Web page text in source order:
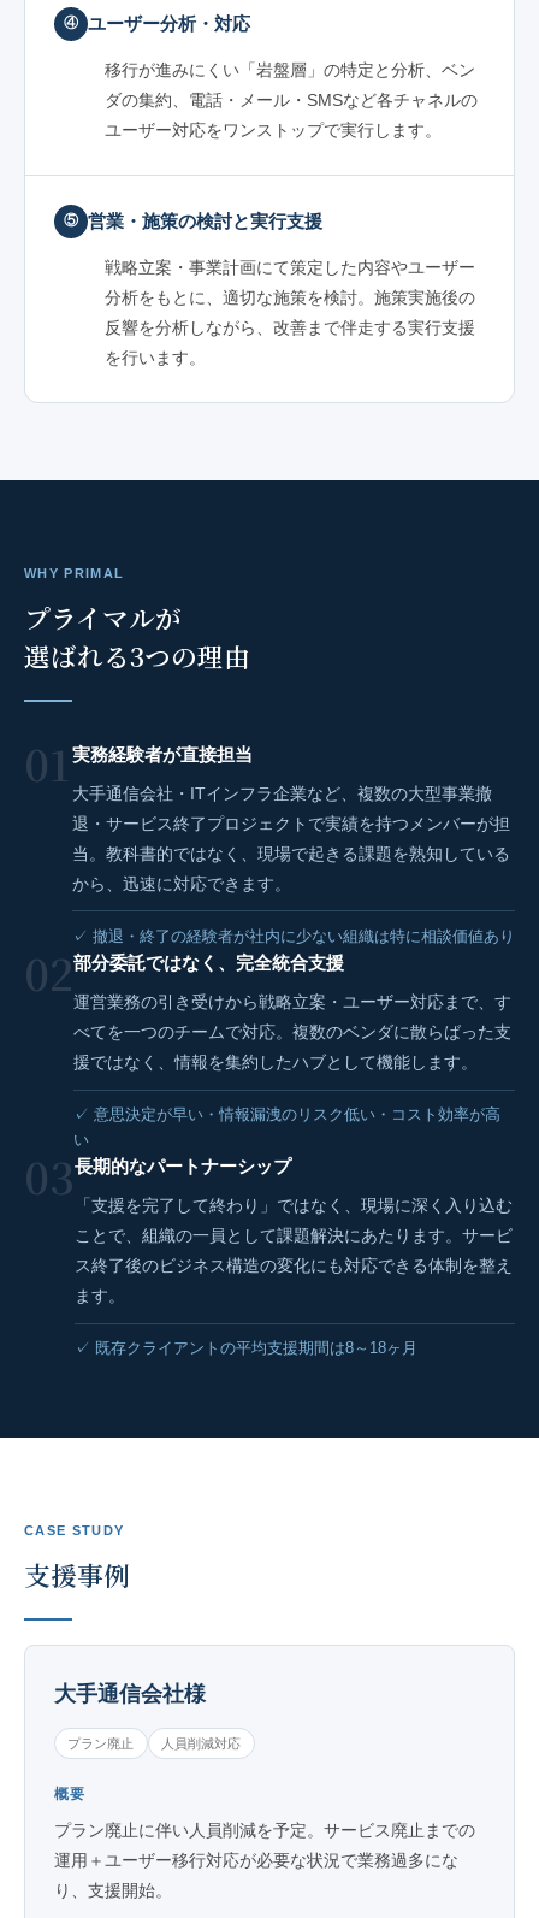
④ ユーザー分析・対応
移行が進みにくい「岩盤層」の特定と分析、ベン
ダの集約、電話・メール・SMSなど各チャネルの
ユーザー対応をワンストップで実行します。
⑤ 営業・施策の検討と実行支援
戦略立案・事業計画にて策定した内容やユーザー
分析をもとに、適切な施策を検討。施策実施後の
反響を分析しながら、改善まで伴走する実行支援
を行います。
WHY PRIMAL
プライマルが
選ばれる3つの理由
01 実務経験者が直接担当
大手通信会社・ITインフラ企業など、複数の大型事業撤
退・サービス終了プロジェクトで実績を持つメンバーが担
当。教科書的ではなく、現場で起きる課題を熟知している
から、迅速に対応できます。
✓ 撤退・終了の経験者が社内に少ない組織は特に相談価値あり
02部分委託ではなく、完全統合支援
運営業務の引き受けから戦略立案・ユーザー対応まで、す
べてを一つのチームで対応。複数のベンダに散らばった支
援ではなく、情報を集約したハブとして機能します。
✓ 意思決定が早い・情報漏洩のリスク低い・コスト効率が高
い
03長期的なパートナーシップ
「支援を完了して終わり」ではなく、現場に深く入り込む
ことで、組織の一員として課題解決にあたります。サービ
ス終了後のビジネス構造の変化にも対応できる体制を整え
ます。
✓ 既存クライアントの平均支援期間は8～18ヶ月
CASE STUDY
支援事例
大手通信会社様
プラン廃止 人員削減対応
概要
プラン廃止に伴い人員削減を予定。サービス廃止までの
運用＋ユーザー移行対応が必要な状況で業務過多にな
り、支援開始。